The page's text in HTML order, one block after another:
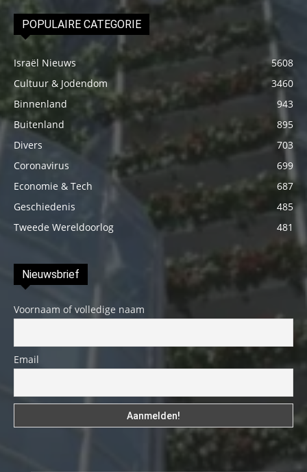
POPULAIRE CATEGORIE
Israël Nieuws
5608
Cultuur & Jodendom
3460
Binnenland
943
Buitenland
895
Divers
703
Coronavirus
699
Economie & Tech
687
Geschiedenis
485
Tweede Wereldoorlog
481
Nieuwsbrief
Voornaam of volledige naam
Email